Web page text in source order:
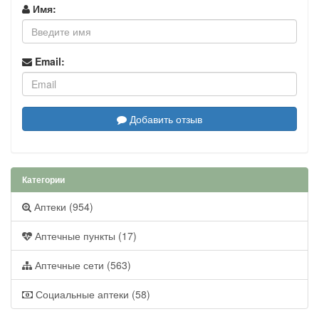
Имя:
Email:
Добавить отзыв
Категории
Аптеки (954)
Аптечные пункты (17)
Аптечные сети (563)
Социальные аптеки (58)